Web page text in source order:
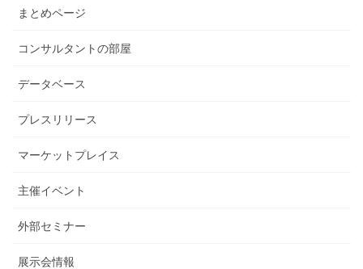
まとめページ
コンサルタントの部屋
データベース
プレスリリース
マーケットプレイス
主催イベント
外部セミナー
展示会情報